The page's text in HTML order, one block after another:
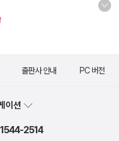
출판사 안내 PC 버전
이션
1544-2514